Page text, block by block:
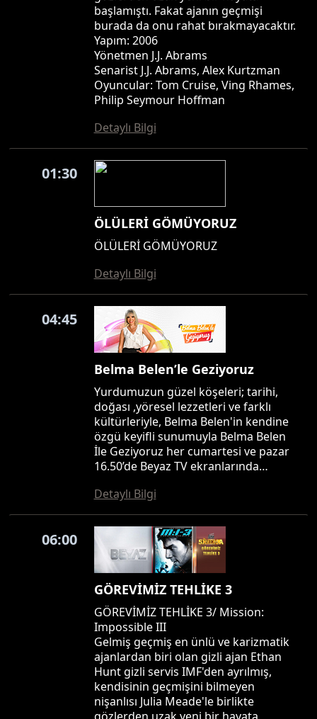
başlamıştı. Fakat ajanın geçmişi
burada da onu rahat bırakmayacaktır.
Yapım: 2006
Yönetmen J.J. Abrams
Senarist J.J. Abrams, Alex Kurtzman
Oyuncular: Tom Cruise, Ving Rhames,
Philip Seymour Hoffman
Detaylı Bilgi
01:30
ÖLÜLERİ GÖMÜYORUZ
ÖLÜLERİ GÖMÜYORUZ
Detaylı Bilgi
04:45
Belma Belen’le Geziyoruz
Yurdumuzun güzel köşeleri; tarihi,
doğası ,yöresel lezzetleri ve farklı
kültürleriyle, Belma Belen'in kendine
özgü keyifli sunumuyla Belma Belen
İle Geziyoruz her cumartesi ve pazar
16.50’de Beyaz TV ekranlarında…
Detaylı Bilgi
06:00
GÖREVİMİZ TEHLİKE 3
GÖREVİMİZ TEHLİKE 3/ Mission:
Impossible III
Gelmiş geçmiş en ünlü ve karizmatik
ajanlardan biri olan gizli ajan Ethan
Hunt gizli servis IMF'den ayrılmış,
kendisinin geçmişini bilmeyen
nişanlısı Julia Meade'le birlikte